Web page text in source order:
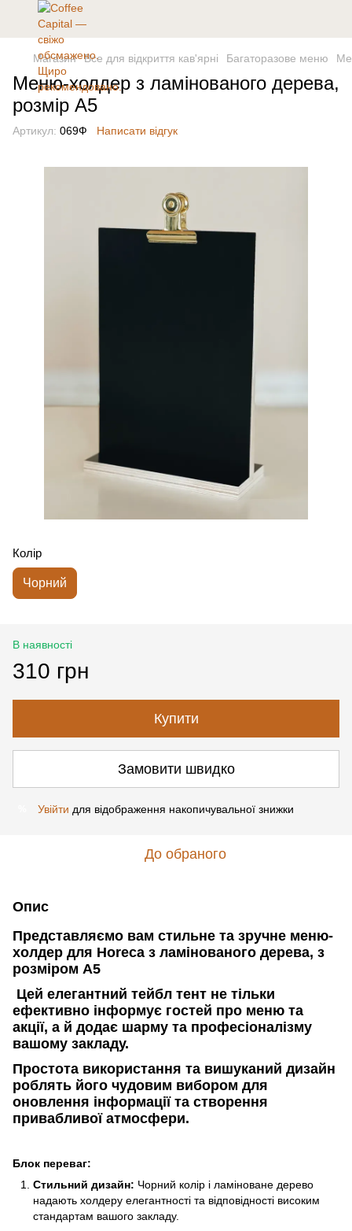
Магазин Все для відкриття кав'ярні Багаторазове меню
Меню-холдер з ламінованого дерева,
розмір А5
Артикул: 069Ф Написати відгук
Колір
Чорний
В наявності
310 грн
Купити
Замовити швидко
Увійти для відображення накопичувальної знижки
До обраного
Опис
Представляємо вам стильне та зручне меню-
холдер для Horeca з ламінованого дерева, з
розміром А5
Цей елегантний тейбл тент не тільки
ефективно інформує гостей про меню та
акції, а й додає шарму та професіоналізму
вашому закладу.
Простота використання та вишуканий дизайн
роблять його чудовим вибором для
оновлення інформації та створення
привабливої атмосфери.
Блок переваг:
Стильний дизайн: Чорний колір і ламіноване дерево
надають холдеру елегантності та відповідності високим
стандартам вашого закладу.